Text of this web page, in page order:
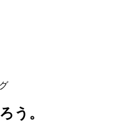
う。